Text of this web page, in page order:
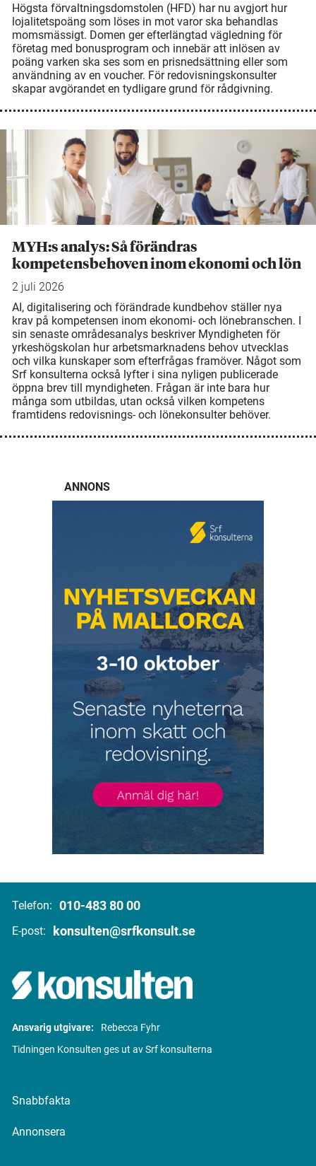
Högsta förvaltningsdomstolen (HFD) har nu avgjort hur
lojalitetspoäng som löses in mot varor ska behandlas
momsmässigt. Domen ger efterlängtad vägledning för
företag med bonusprogram och innebär att inlösen av
poäng varken ska ses som en prisnedsättning eller som
användning av en voucher. För redovisningskonsulter
skapar avgörandet en tydligare grund för rådgivning.
MYH:s analys: Så förändras
kompetensbehoven inom ekonomi och lön
2 juli 2026
AI, digitalisering och förändrade kundbehov ställer nya
krav på kompetensen inom ekonomi- och lönebranschen. I
sin senaste områdesanalys beskriver Myndigheten för
yrkeshögskolan hur arbetsmarknadens behov utvecklas
och vilka kunskaper som efterfrågas framöver. Något som
Srf konsulterna också lyfter i sina nyligen publicerade
öppna brev till myndigheten. Frågan är inte bara hur
många som utbildas, utan också vilken kompetens
framtidens redovisnings- och lönekonsulter behöver.
ANNONS
Telefon: 010-483 80 00
E-post: konsulten@srfkonsult.se
Ansvarig utgivare:
Rebecca Fyhr
Tidningen Konsulten ges ut av Srf konsulterna
Snabbfakta
Annonsera